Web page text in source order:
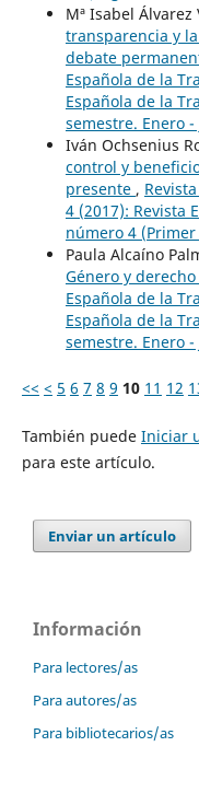
Mª Isabel Álvarez
transparencia y
debate
Española de la
Española de la
semestre. Enero
Iván Ochsenius
control y
presente ,
4 (2017): Revista
número 4 (Primer
Paula Alcaíno
Género y
Española de la
Española de la
semestre. Enero -
<< < 5 6 7 8 9 10 11 12
También puede Iniciar
para este artículo.
Enviar un artículo
Información
Para lectores/as
Para autores/as
Para bibliotecarios/as